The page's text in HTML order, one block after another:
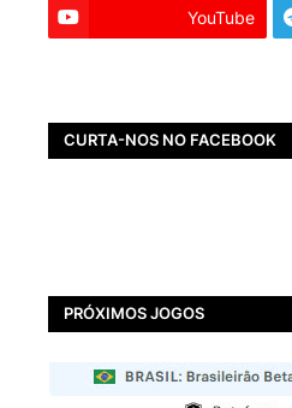
YouTube
CURTA-NOS NO FACEBOOK
PRÓXIMOS JOGOS